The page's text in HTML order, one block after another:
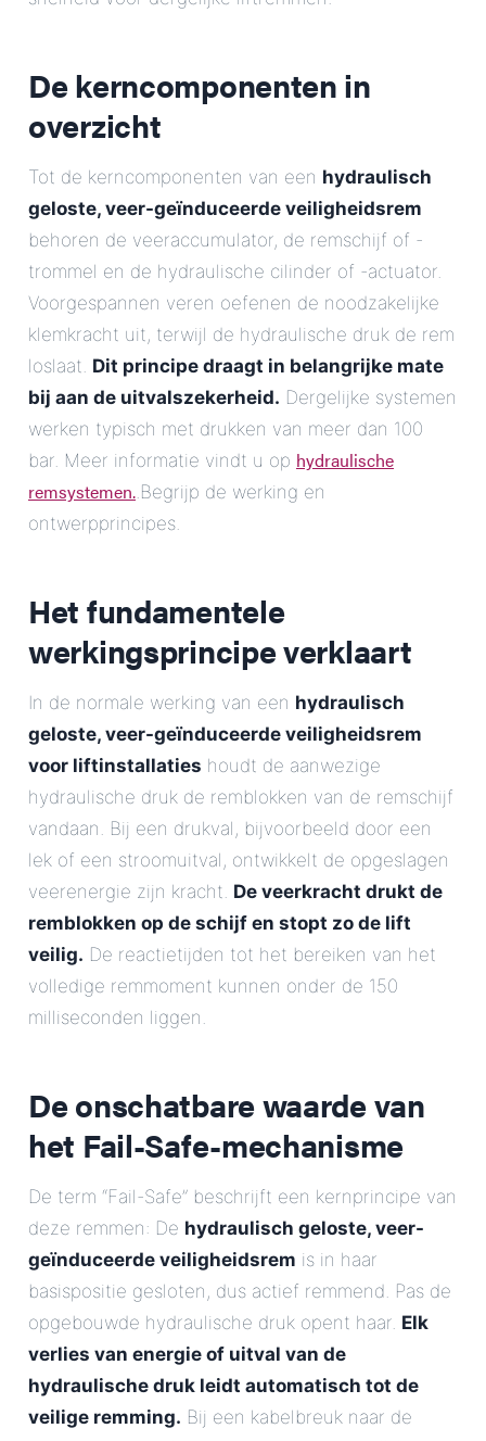
De kerncomponenten in
overzicht
Tot de kerncomponenten van een hydraulisch
geloste, veer-geïnduceerde veiligheidsrem
behoren de veeraccumulator, de remschijf of -
trommel en de hydraulische cilinder of -actuator.
Voorgespannen veren oefenen de noodzakelijke
klemkracht uit, terwijl de hydraulische druk de rem
loslaat. Dit principe draagt in belangrijke mate
bij aan de uitvalszekerheid. Dergelijke systemen
werken typisch met drukken van meer dan 100
bar. Meer informatie vindt u op hydraulische
remsystemen..Begrijp de werking en
ontwerpprincipes.
Het fundamentele
werkingsprincipe verklaart
In de normale werking van een hydraulisch
geloste, veer-geïnduceerde veiligheidsrem
voor liftinstallaties houdt de aanwezige
hydraulische druk de remblokken van de remschijf
vandaan. Bij een drukval, bijvoorbeeld door een
lek of een stroomuitval, ontwikkelt de opgeslagen
veerenergie zijn kracht. De veerkracht drukt de
remblokken op de schijf en stopt zo de lift
veilig. De reactietijden tot het bereiken van het
volledige remmoment kunnen onder de 150
milliseconden liggen.
De onschatbare waarde van
het Fail-Safe-mechanisme
De term “Fail-Safe” beschrijft een kernprincipe van
deze remmen: De hydraulisch geloste, veer-
geïnduceerde veiligheidsrem is in haar
basispositie gesloten, dus actief remmend. Pas de
opgebouwde hydraulische druk opent haar. Elk
verlies van energie of uitval van de
hydraulische druk leidt automatisch tot de
veilige remming. Bij een kabelbreuk naar de